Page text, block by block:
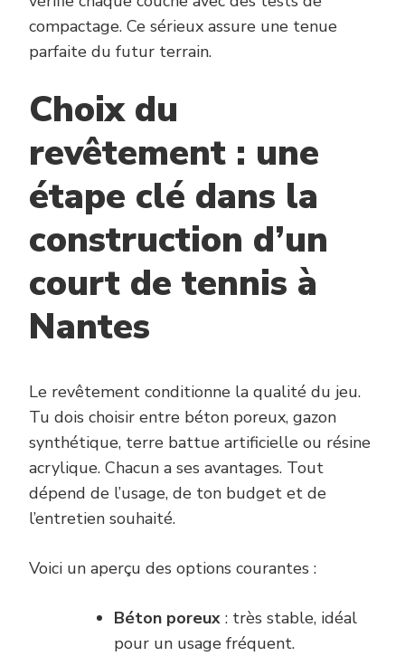
compactage. Ce sérieux assure une tenue
parfaite du futur terrain.
Choix du
revêtement : une
étape clé dans la
construction d’un
court de tennis à
Nantes
Le revêtement conditionne la qualité du jeu.
Tu dois choisir entre béton poreux, gazon
synthétique, terre battue artificielle ou résine
acrylique. Chacun a ses avantages. Tout
dépend de l’usage, de ton budget et de
l’entretien souhaité.
Voici un aperçu des options courantes :
Béton poreux : très stable, idéal
pour un usage fréquent.